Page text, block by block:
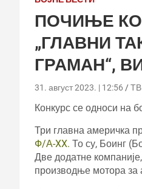
ПОЧИЊЕ
„ГЛАВНИ
ГРАМАН“,
31. август 2023. | 12:56
Конкурс се односи на
Три главна америчка
Ф/А-XX. То су, Боинг
Две додатне
производње мотора